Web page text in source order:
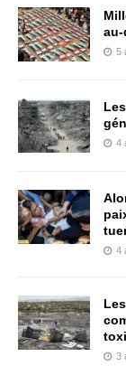
5
4
4
3